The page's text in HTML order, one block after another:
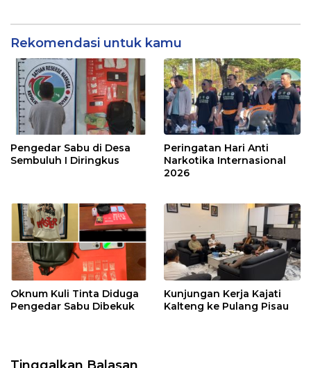
Rekomendasi untuk kamu
Pengedar Sabu di Desa
Sembuluh I Diringkus
Peringatan Hari Anti
Narkotika Internasional
2026
Oknum Kuli Tinta Diduga
Pengedar Sabu Dibekuk
Kunjungan Kerja Kajati
Kalteng ke Pulang Pisau
Tinggalkan Balasan